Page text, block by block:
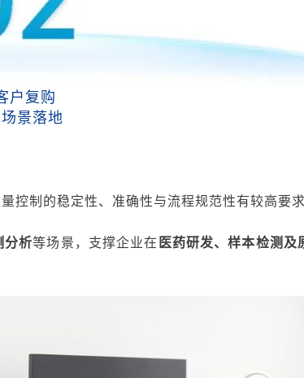
户复购
景落地
控制的稳定性、准确性与流程规范性有较高要求
分析等场景， 支撑企业在医药研发、样本检测及